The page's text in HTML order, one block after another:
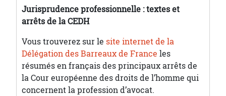
Jurisprudence professionnelle : textes et
arrêts de la CEDH
Vous trouverez sur le site internet de la
Délégation des Barreaux de France les
résumés en français des principaux arrêts de
la Cour européenne des droits de l’homme qui
concernent la profession d’avocat.